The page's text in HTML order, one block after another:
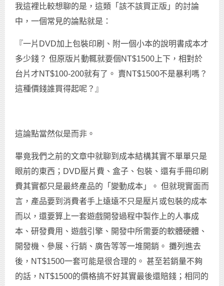
我這裡比較想聊的是，這類「該不該買正版」的討論
中，一個常見的論點就是：
『一片DVD加上包裝印刷、附一個小本的說明書成本才
多少錢？ 但原版片動輒就要個NT$1500上下，相對於
台片才NT$100-200就有了。 賣NT$1500不是暴利嗎？
這種價錢誰買得起呢？』
這論點當然似是而非。
畢竟我們之前的文章中就聊到成本結構其實不單單只是
眼前的東西；DVD壓片費、盒子、包裝、還有手冊印刷
費其實都只是最終產品的「變動成本」。 但就現實面而
言，產品要到消費者手上遠遠不只是壓片或包裝的成本
而以，還要算上一套遊戲開發過程中製作上的人事成
本、研發費用、遊戲引擎、開發中所需要的軟體硬體、
開發機、參展、行銷、廣告等等一堆開銷。 攤列進去
後，NT$1500一套可能是很合理的。 甚至若銷量不夠
的話，NT$1500的價格搞不好其實最後還賠錢；相同的